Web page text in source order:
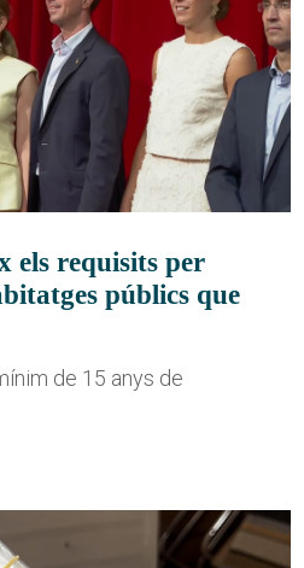
els requisits per
públics que
de 15 anys de